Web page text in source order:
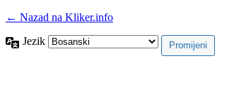
← Nazad na Kliker.info
Jezik